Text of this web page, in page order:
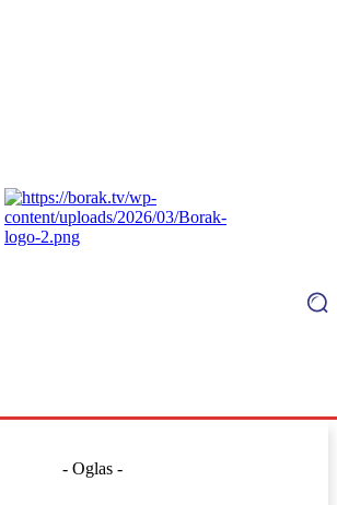
- Oglas -